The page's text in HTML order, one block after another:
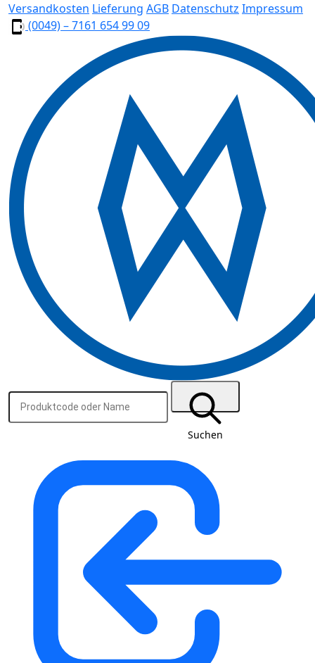
Versandkosten Lieferung AGB Datenschutz Impressum
(0049) – 7161 654 99 09
Suchen